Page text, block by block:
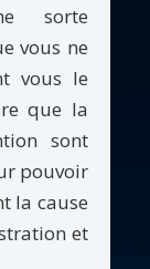
sorte
vous ne
vous le
que la
sont
pouvoir
la cause
et